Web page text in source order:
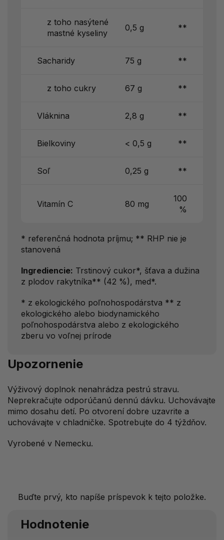
z toho nasýtené
mastné kyseliny
0,5 g **
Sacharidy 75 g **
z toho cukry 67 g **
Vláknina 2,8 g **
Bielkoviny < 0,5 g **
Soľ 0,25 g **
Vitamín C 80 mg
100
%
* referenčná hodnota príjmu; ** RHP nie je
stanovená
Ingrediencie: Trstinový cukor*, šťava a dužina
z plodov rakytníka** (42 %), med*.
* z ekologického poľnohospodárstva ** z
ekologického alebo biodynamického
poľnohospodárstva alebo z ekologického
zberu vo voľnej prírode
Upozornenie
Výživový doplnok nenahrádza pestrú stravu.
Neprekračujte odporúčanú dennú dávku. Uchovávajte
mimo dosahu detí. Po otvorení dobre uzavrite a
uchovávajte v chladničke. Spotrebujte do 4 týždňov.
Vyrobené v Nemecku.
Buďte prvý, kto napíše príspevok k tejto položke.
Hodnotenie